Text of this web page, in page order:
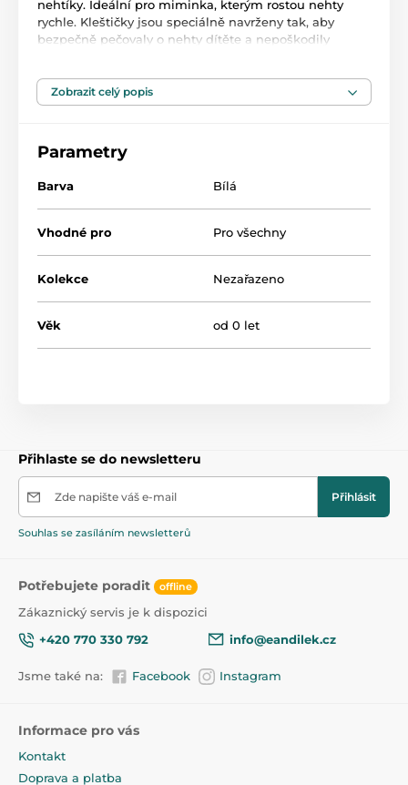
nehtíky. Ideální pro miminka, kterým rostou nehty
rychle. Kleštičky jsou speciálně navrženy tak, aby
bezpečně pečovaly o nehty dítěte a nepoškodily
Uchovávejte mimo dohled a dosah dětí.
dítěte, doporučujeme stříhat nehty ve spánku.
Neobsahuje BPA.
Produkt je zařazen v kategoriích
Kosmetika a pomůcky pro péči 47,5
Zobrazit celý popis
Parametry
Barva Bílá
Vhodné pro Pro všechny
Kolekce Nezařazeno
Věk od 0 let
Přihlaste se do newsletteru
Zde napište váš e-mail Přihlásit
Souhlas se zasíláním newsletterů
Potřebujete poradit offline
Zákaznický servis je k dispozici
+420 770 330 792
info@eandilek.cz
Jsme také na: Facebook Instagram
Informace pro vás
Kontakt
Doprava a platba